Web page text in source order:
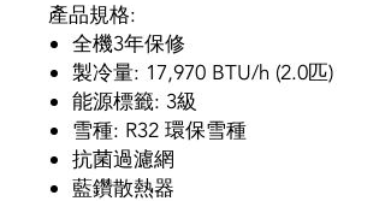
產品規格:
全機3年保修
製冷量: 17,970 BTU/h (2.0匹)
能源標籤: 3級
雪種: R32 環保雪種
抗菌過濾網
藍鑽散熱器